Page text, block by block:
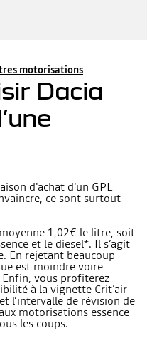
motorisations
Dacia
d'achat d'un GPL
ce sont surtout
1,02€ le litre, soit
et le diesel*. Il s’agit
En rejetant beaucoup
est moindre voire
vous profiterez
à la vignette Crit’air
l’intervalle de révision de
motorisations essence
les coups.